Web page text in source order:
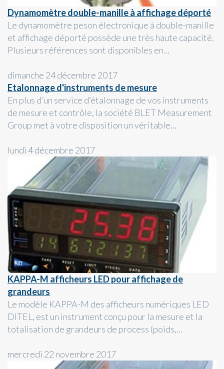
Dynamomètre double-manille à affichage déporté
Le dynamomètre peson électronique à double-manille
et affichage déporté possède une très haute capacité.
Plusieurs références sont disponibles en...
dimanche 24 décembre 2017
Etalonnage d'instruments de mesure
En plus d’un service d’étalonnage de vos instruments
de mesure et contrôle, la société BLET Measurement
Group met à votre disposition un véritable...
lundi 4 décembre 2017
KAPPA-M afficheurs LED pour affichage de
grandeurs
Le modèle KAPPA-M des afficheurs numériques LED
DITEL, est un instrument conçu pour la mesure et la
totalisation de grandeurs de process (poids,...
mercredi 22 novembre 2017